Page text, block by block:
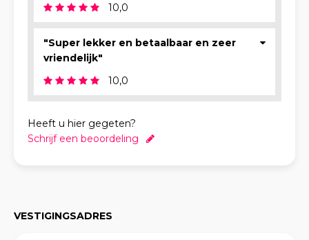
10,0
"Super lekker en betaalbaar en zeer
vriendelijk"
10,0
Heeft u hier gegeten?
Schrijf een beoordeling
VESTIGINGSADRES